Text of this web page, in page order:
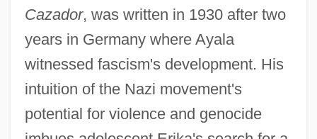
Cazador, was written in 1930 after two
years in Germany where Ayala
witnessed fascism's development. His
intuition of the Nazi movement's
potential for violence and genocide